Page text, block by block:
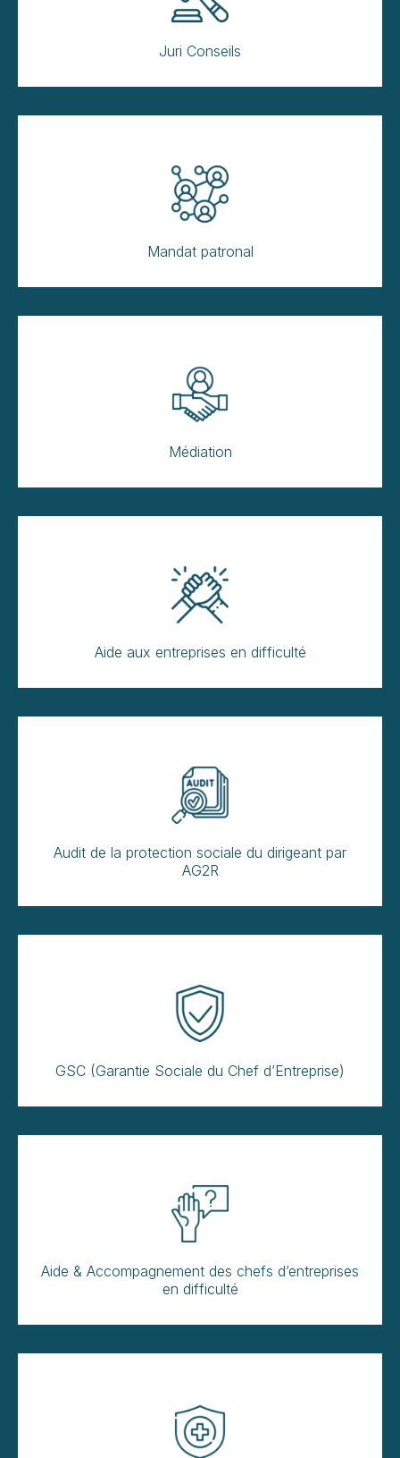
Juri Conseils
Mandat patronal
Médiation
Aide aux entreprises en difficulté
Audit de la protection sociale du dirigeant par
AG2R
GSC (Garantie Sociale du Chef d’Entreprise)
Aide & Accompagnement des chefs d’entreprises
en difficulté